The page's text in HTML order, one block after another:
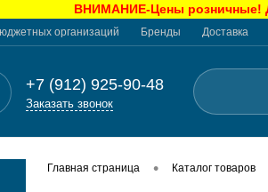
ВНИМАНИЕ-Цены розничные!
организаций Бренды Доставка
+7 (912) 925-90-48
Заказать звонок
Главная страница • Каталог товаров